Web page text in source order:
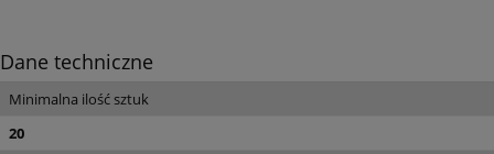
Dane techniczne
Minimalna ilość sztuk
20